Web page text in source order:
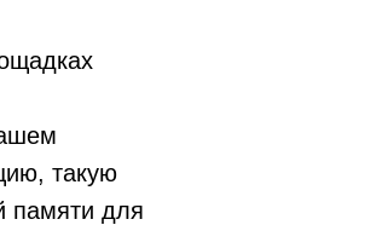
такую
памяти для